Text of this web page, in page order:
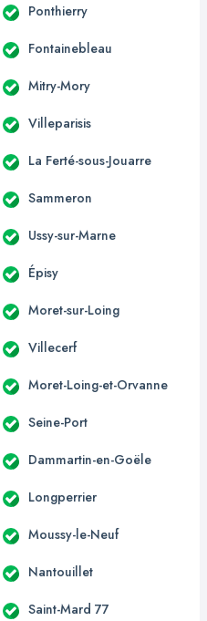
Ponthierry
Fontainebleau
Mitry-Mory
Villeparisis
La Ferté-sous-Jouarre
Sammeron
Ussy-sur-Marne
Épisy
Moret-sur-Loing
Villecerf
Moret-Loing-et-Orvanne
Seine-Port
Dammartin-en-Goële
Longperrier
Moussy-le-Neuf
Nantouillet
Saint-Mard 77